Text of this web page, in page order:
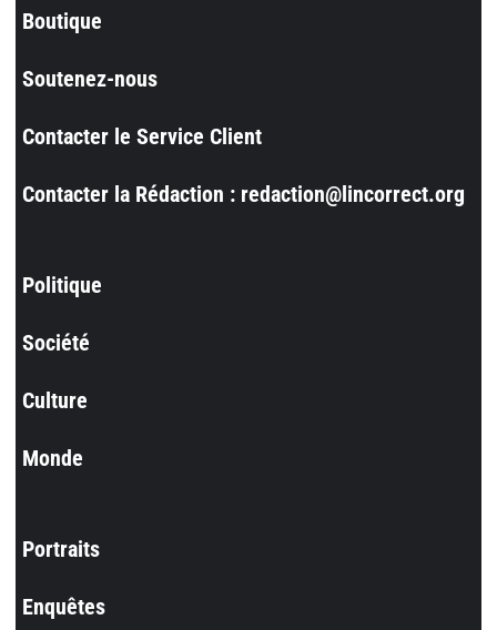
Boutique
Soutenez-nous
Contacter le Service Client
Contacter la Rédaction : redaction@lincorrect.org
Politique
Société
Culture
Monde
Portraits
Enquêtes